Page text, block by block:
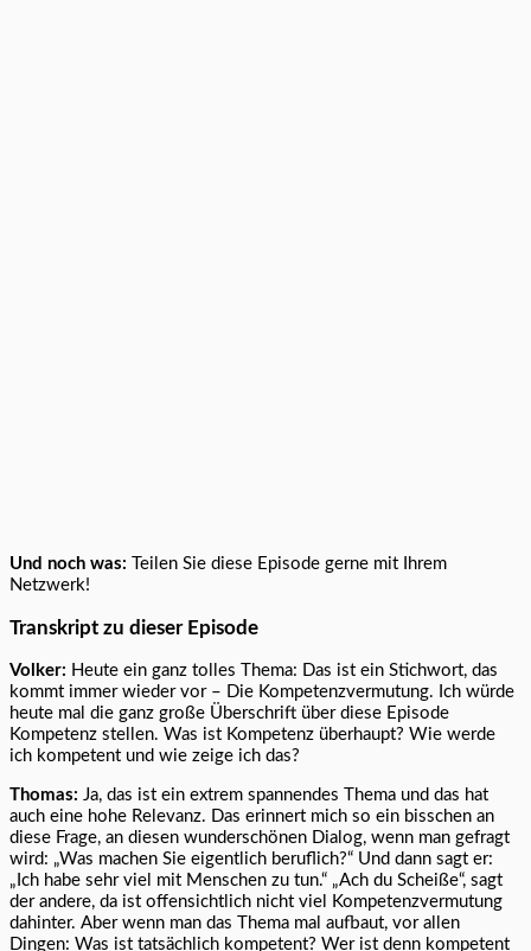
Und noch was: Teilen Sie diese Episode gerne mit Ihrem
Netzwerk!
Transkript zu dieser Episode
Volker: Heute ein ganz tolles Thema: Das ist ein Stichwort, das
kommt immer wieder vor – Die Kompetenzvermutung. Ich würde
heute mal die ganz große Überschrift über diese Episode
Kompetenz stellen. Was ist Kompetenz überhaupt? Wie werde
ich kompetent und wie zeige ich das?
Thomas: Ja, das ist ein extrem spannendes Thema und das hat
auch eine hohe Relevanz. Das erinnert mich so ein bisschen an
diese Frage, an diesen wunderschönen Dialog, wenn man gefragt
wird: „Was machen Sie eigentlich beruflich?“ Und dann sagt er:
„Ich habe sehr viel mit Menschen zu tun.“ „Ach du Scheiße“, sagt
der andere, da ist offensichtlich nicht viel Kompetenzvermutung
dahinter. Aber wenn man das Thema mal aufbaut, vor allen
Dingen: Was ist tatsächlich kompetent? Wer ist denn kompetent